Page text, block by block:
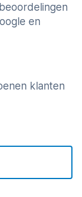
en
klanten